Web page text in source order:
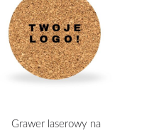
Grawer laserowy na